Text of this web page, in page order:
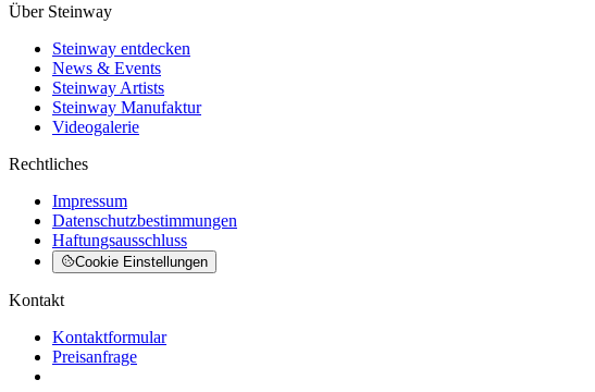
Über Steinway
Steinway entdecken
News & Events
Steinway Artists
Steinway Manufaktur
Videogalerie
Rechtliches
Impressum
Datenschutzbestimmungen
Haftungsausschluss
Cookie Einstellungen
Kontakt
Kontaktformular
Preisanfrage